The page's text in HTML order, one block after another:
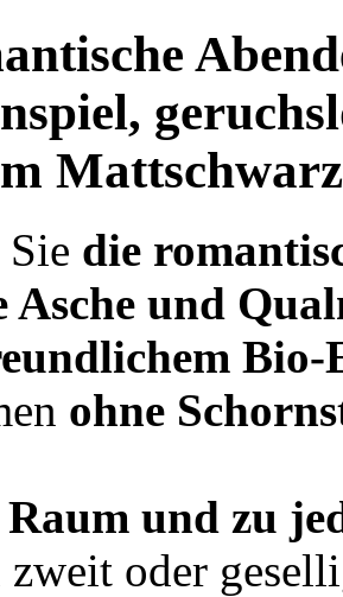
die
Asche und
Bio-
ohne
und zu
zweit oder